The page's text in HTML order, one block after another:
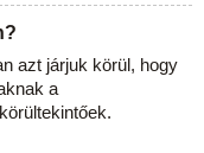
azt járjuk körül, hogy
a